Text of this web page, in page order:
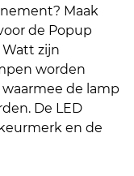
Maak
de Popup
Watt zijn
worden
de lamp
De LED
en de